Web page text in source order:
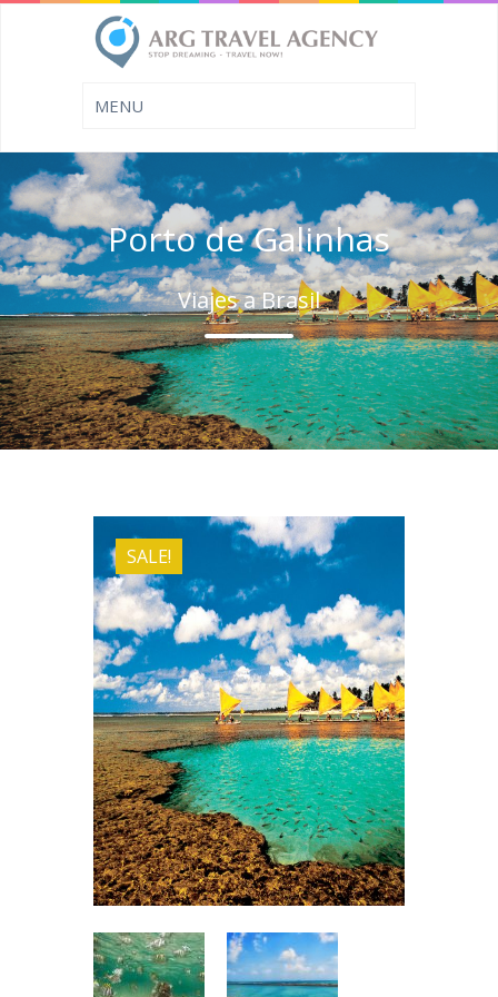
Porto de Galinhas
Viajes a Brasil
SALE!